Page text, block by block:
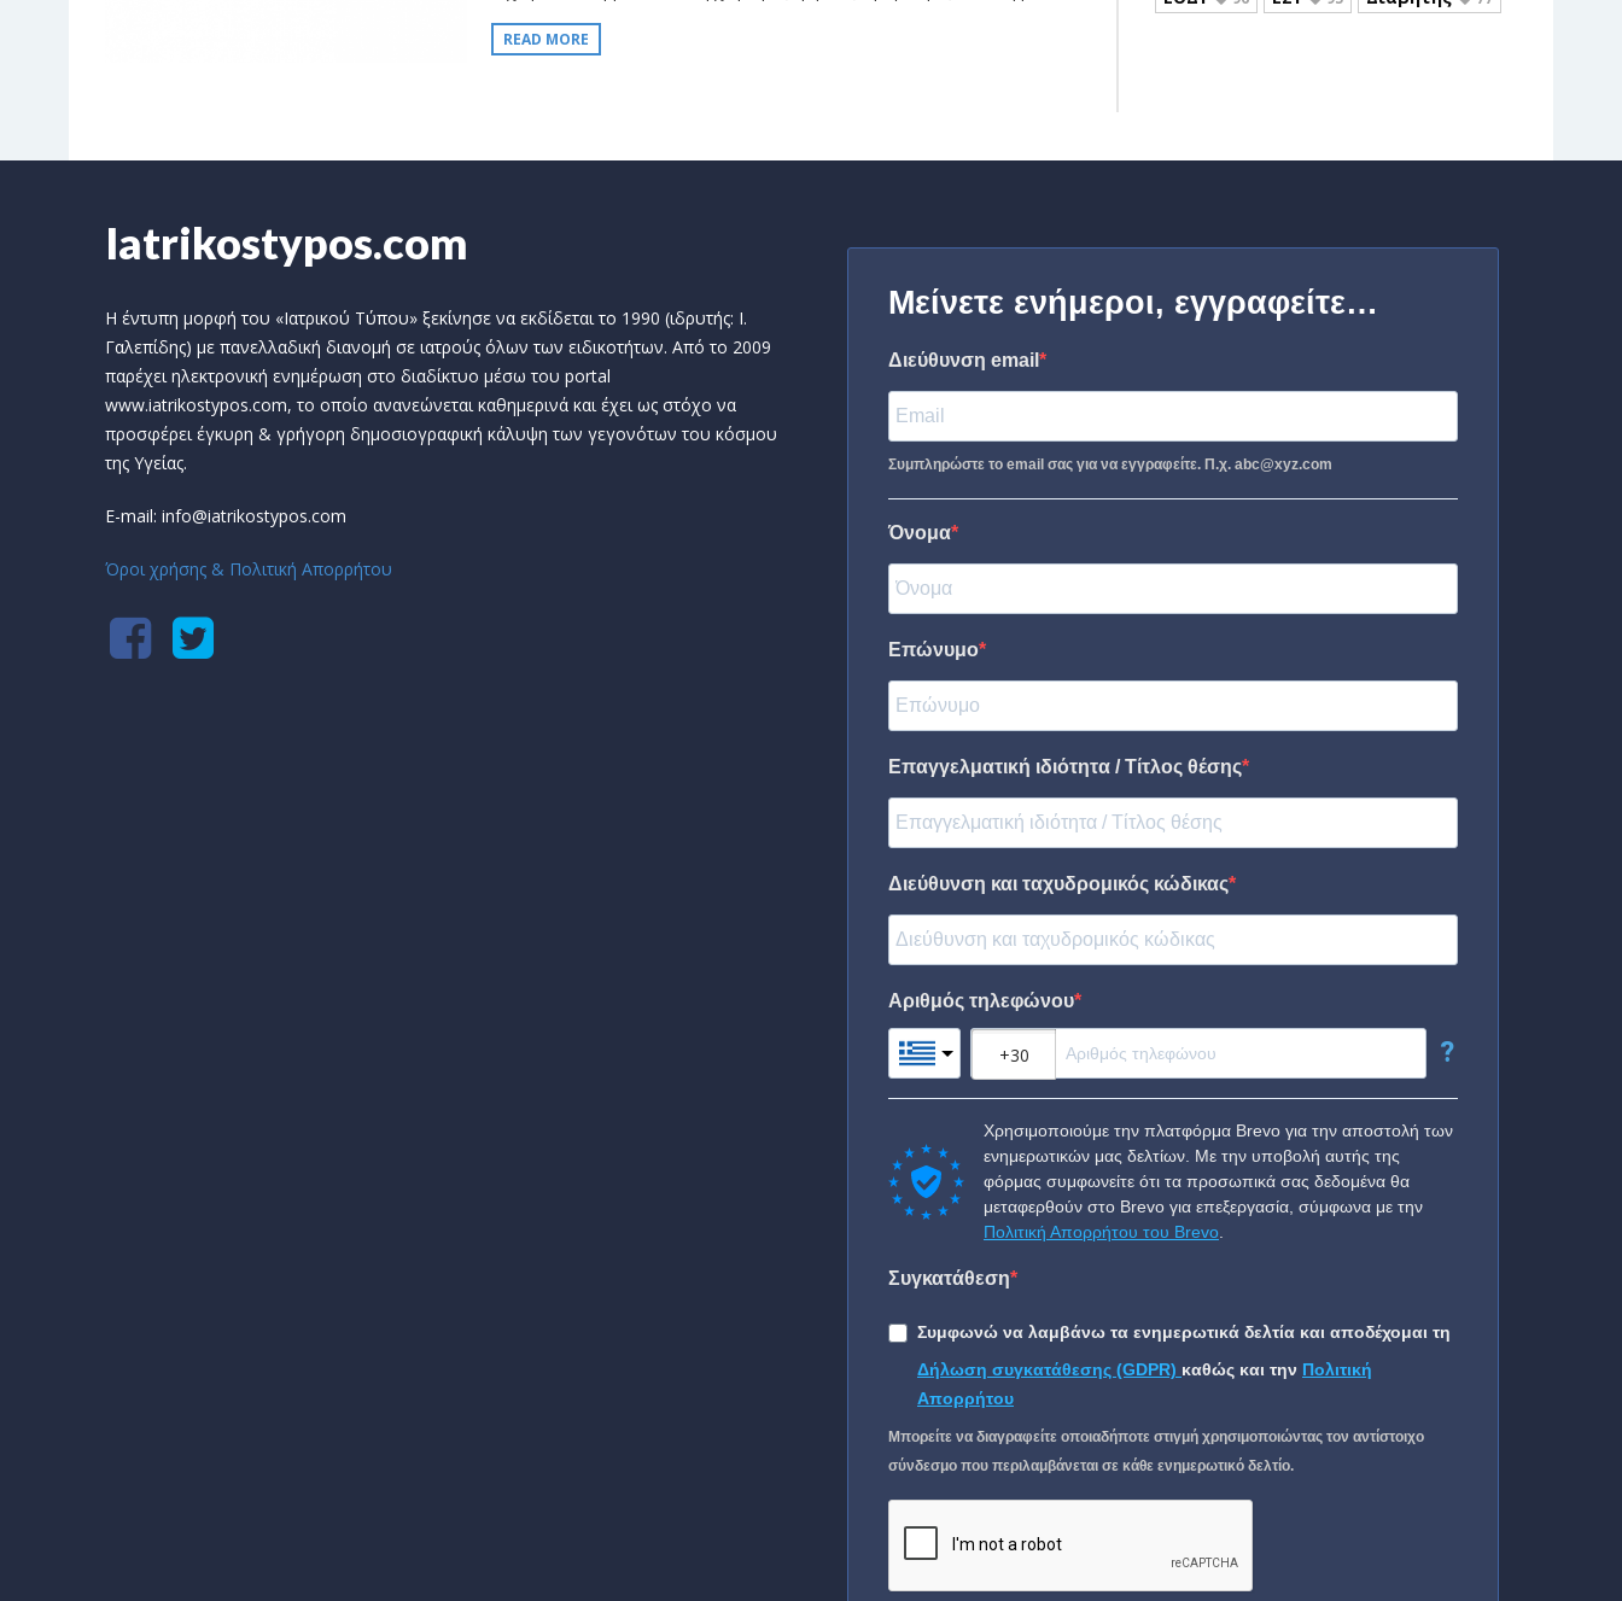
READ MORE
Iatrikostypos.com
Η έντυπη μορφή του «Ιατρικού Τύπου» ξεκίνησε να εκδίδεται το 1990 (ιδρυτής: Ι.
Γαλεπίδης) με πανελλαδική διανομή σε ιατρούς όλων των ειδικοτήτων. Από το 2009
παρέχει ηλεκτρονική ενημέρωση στο διαδίκτυο μέσω του portal
www.iatrikostypos.com, το οποίο ανανεώνεται καθημερινά και έχει ως στόχο να
προσφέρει έγκυρη & γρήγορη δημοσιογραφική κάλυψη των γεγονότων του κόσμου
της Υγείας.
E-mail: info@iatrikostypos.com
Όροι χρήσης & Πολιτική Απορρήτου
Μείνετε ενήμεροι, εγγραφείτε…
Διεύθυνση email
Συμπληρώστε το email σας για να εγγραφείτε. Π.χ. abc@xyz.com
Όνομα
Επώνυμο
Επαγγελματική ιδιότητα / Τίτλος θέσης
Διεύθυνση και ταχυδρομικός κώδικας
Αριθμός τηλεφώνου
?
Χρησιμοποιούμε την πλατφόρμα Brevo για την αποστολή των
ενημερωτικών μας δελτίων. Με την υποβολή αυτής της
φόρμας συμφωνείτε ότι τα προσωπικά σας δεδομένα θα
μεταφερθούν στο Brevo για επεξεργασία, σύμφωνα με την
Πολιτική Απορρήτου του Brevo
Συγκατάθεση
Συμφωνώ να λαμβάνω τα ενημερωτικά δελτία και αποδέχομαι τη
Δήλωση συγκατάθεσης (GDPR) καθώς και την Πολιτική
Απορρήτου
Μπορείτε να διαγραφείτε οποιαδήποτε στιγμή χρησιμοποιώντας τον αντίστοιχο
σύνδεσμο που περιλαμβάνεται σε κάθε ενημερωτικό δελτίο.